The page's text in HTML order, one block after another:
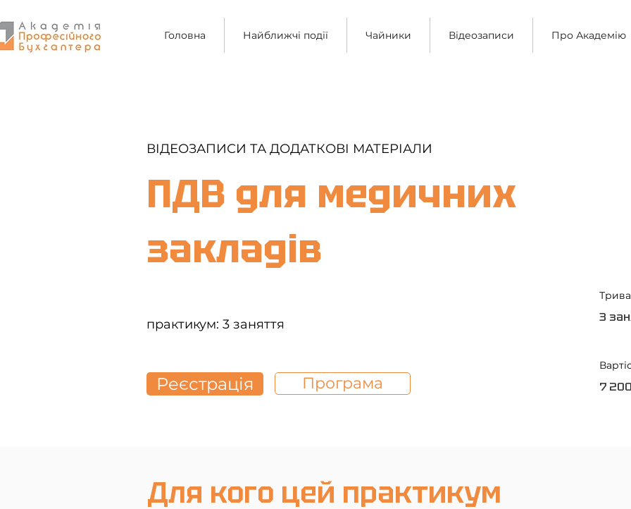
Головна Найближчі події Чайники Відеозаписи Про Академію
ВІДЕОЗАПИСИ ТА ДОДАТКОВІ МАТЕРІАЛИ
ПДВ для медичних
закладів
практикум: 3 заняття
Реєстрація Програма
3
7
Для кого цей практикум